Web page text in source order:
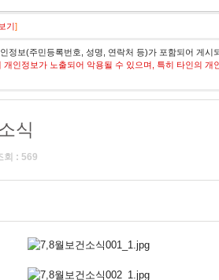
기]
정보(주민등록번호, 성명, 연락처 등)가 포함되어 게시
인정보가 노출되어 악용될 수 있으며, 특히 타인의 개
식
회 : 569